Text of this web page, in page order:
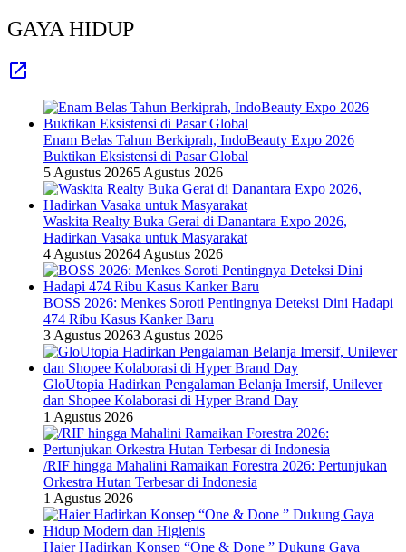
GAYA HIDUP
Enam Belas Tahun Berkiprah, IndoBeauty Expo 2026
Buktikan Eksistensi di Pasar Global
5 Agustus 20265 Agustus 2026
Waskita Realty Buka Gerai di Danantara Expo 2026,
Hadirkan Vasaka untuk Masyarakat
4 Agustus 20264 Agustus 2026
BOSS 2026: Menkes Soroti Pentingnya Deteksi Dini Hadapi
474 Ribu Kasus Kanker Baru
3 Agustus 20263 Agustus 2026
GloUtopia Hadirkan Pengalaman Belanja Imersif, Unilever
dan Shopee Kolaborasi di Hyper Brand Day
1 Agustus 2026
/RIF hingga Mahalini Ramaikan Forestra 2026: Pertunjukan
Orkestra Hutan Terbesar di Indonesia
1 Agustus 2026
Haier Hadirkan Konsep “One & Done ” Dukung Gaya